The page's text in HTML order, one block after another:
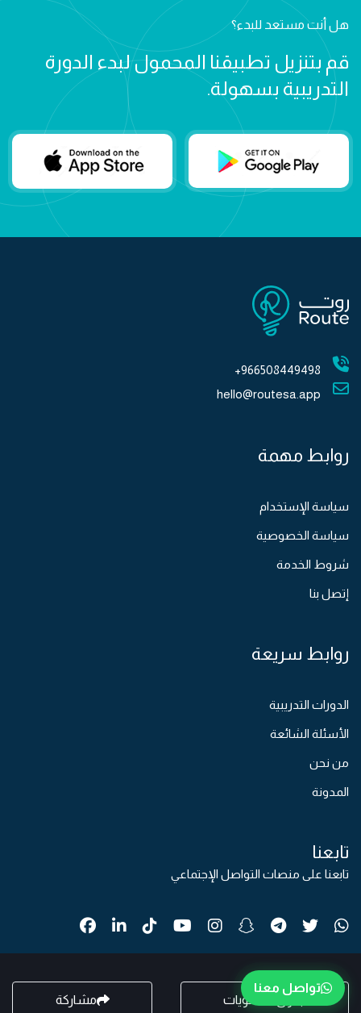
جدول المحتويات مشاركة
هل أنت مستعد للبدء؟
قم بتنزيل تطبيقنا المحمول لبدء الدورة
التدريبية بسهولة.
966508449498+
hello@routesa.app
روابط مهمة
سياسة الإستخدام
سياسة الخصوصية
شروط الخدمة
إتصل بنا
روابط سريعة
الدورات التدريبية
الأسئلة الشائعة
من نحن
المدونة
تابعنا
تابعنا على منصات التواصل الإجتماعي
تواصل معنا